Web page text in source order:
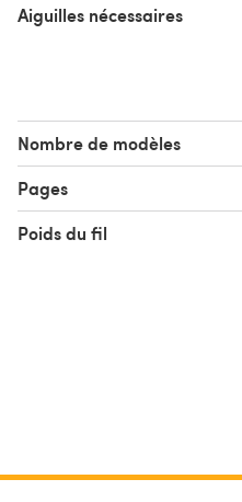
Aiguilles nécessaires
Nombre de modèles
Pages
Poids du fil